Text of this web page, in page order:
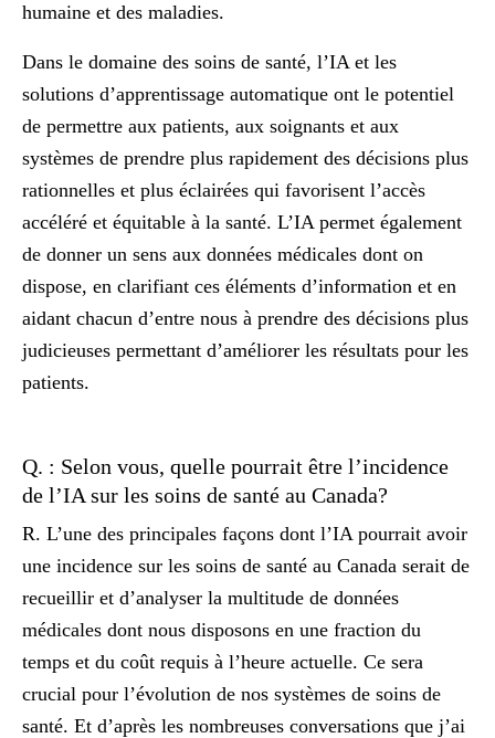
humaine et des maladies.
Dans le domaine des soins de santé, l’IA et les
solutions d’apprentissage automatique ont le potentiel
de permettre aux patients, aux soignants et aux
systèmes de prendre plus rapidement des décisions plus
rationnelles et plus éclairées qui favorisent l’accès
accéléré et équitable à la santé. L’IA permet également
de donner un sens aux données médicales dont on
dispose, en clarifiant ces éléments d’information et en
aidant chacun d’entre nous à prendre des décisions plus
judicieuses permettant d’améliorer les résultats pour les
patients.
Q. : Selon vous, quelle pourrait être l’incidence
de l’IA sur les soins de santé au Canada?
R. L’une des principales façons dont l’IA pourrait avoir
une incidence sur les soins de santé au Canada serait de
recueillir et d’analyser la multitude de données
médicales dont nous disposons en une fraction du
temps et du coût requis à l’heure actuelle. Ce sera
crucial pour l’évolution de nos systèmes de soins de
santé. Et d’après les nombreuses conversations que j’ai